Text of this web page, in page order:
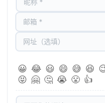
😀 😂 😃 😄 😅 😆
😝 🤗 🤔 😭 😤 👍